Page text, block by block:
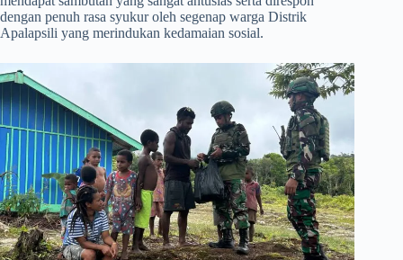
dengan penuh rasa syukur oleh segenap warga Distrik
Apalapsili yang merindukan kedamaian sosial.